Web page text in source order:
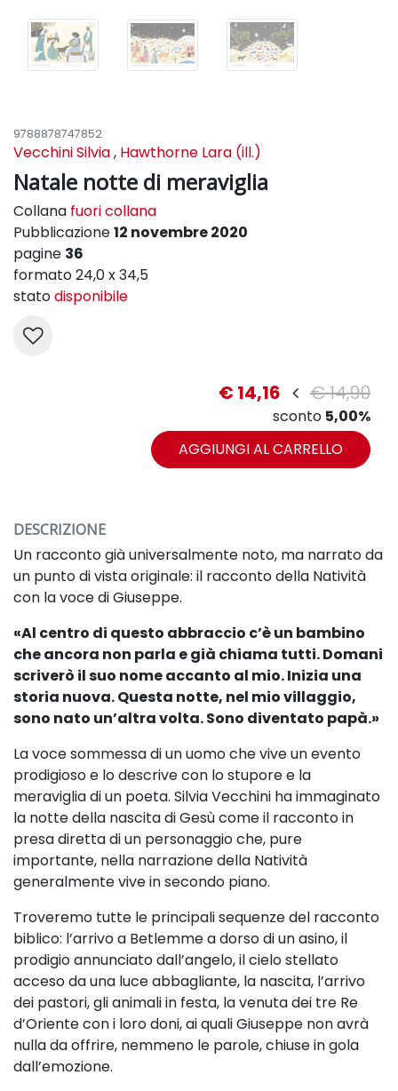
9788878747852
Vecchini Silvia, Hawthorne Lara (ill.)
Natale notte di meraviglia
Collana fuori collana
Pubblicazione12 novembre 2020
pagine 36
formato 24,0 x 34,5
statodisponibile
€ 14,16 € 14,90
sconto 5,00%
AGGIUNGI AL CARRELLO
DESCRIZIONE
Un racconto già universalmente noto, ma narrato da
un punto di vista originale: il racconto della Natività
con la voce di Giuseppe.
«Al centro di questo abbraccio c’è un bambino
che ancora non parla e già chiama tutti.Domani
scriverò il suo nome accanto al mio.Inizia una
storia nuova.Questa notte, nel mio villaggio,
sono nato un’altra volta.Sono diventato papà.»
La voce sommessa di un uomo che vive un evento
prodigioso e lo descrive con lo stupore e la
meraviglia di un poeta. Silvia Vecchini ha immaginato
la notte della nascita di Gesù come il racconto in
presa diretta di un personaggio che, pure
importante, nella narrazione della Natività
generalmente vive in secondo piano.
Troveremo tutte le principali sequenze del racconto
biblico: l’arrivo a Betlemme a dorso di un asino, il
prodigio annunciato dall’angelo, il cielo stellato
acceso da una luce abbagliante, la nascita, l’arrivo
dei pastori, gli animali in festa, la venuta dei tre Re
d’Oriente con i loro doni, ai quali Giuseppe non avrà
nulla da offrire, nemmeno le parole, chiuse in gola
dall’emozione.